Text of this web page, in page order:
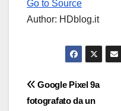
Go to Source
Author: HDblog.it
Google Pixel 9a
fotografato da un